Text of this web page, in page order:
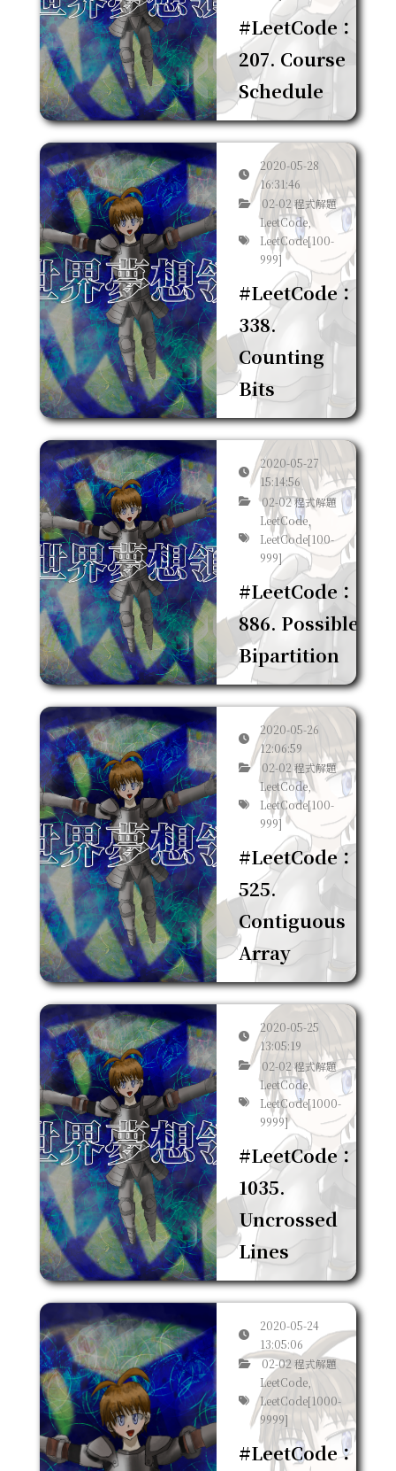
#LeetCode：
207. Course
Schedule
2020-05-28
16:31:46
02-02 程式解題
LeetCode,
LeetCode[100-
999]
#LeetCode：
338.
Counting
Bits
2020-05-27
15:14:56
02-02 程式解題
LeetCode,
LeetCode[100-
999]
#LeetCode：
886. Possible
Bipartition
2020-05-26
12:06:59
02-02 程式解題
LeetCode,
LeetCode[100-
999]
#LeetCode：
525.
Contiguous
Array
2020-05-25
13:05:19
02-02 程式解題
LeetCode,
LeetCode[1000-
9999]
#LeetCode：
1035.
Uncrossed
Lines
2020-05-24
13:05:06
02-02 程式解題
LeetCode,
LeetCode[1000-
9999]
#LeetCode：